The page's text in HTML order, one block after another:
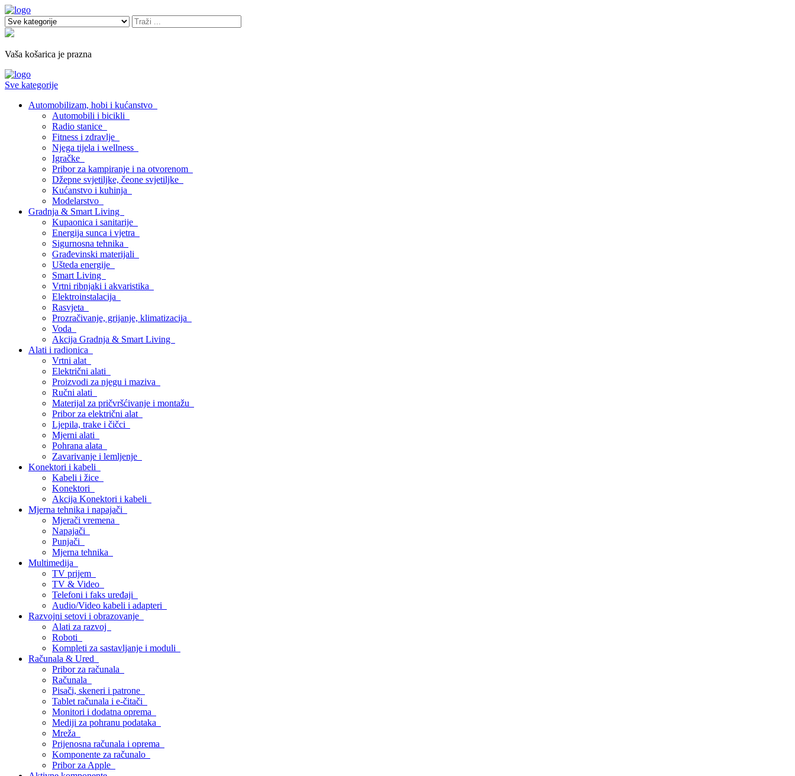
Vaša košarica je prazna
Sve kategorije
Automobilizam, hobi i kućanstvo
Automobili i bicikli
Radio stanice
Fitness i zdravlje
Njega tijela i wellness
Igračke
Pribor za kampiranje i na otvorenom
Džepne svjetiljke, čeone svjetiljke
Kućanstvo i kuhinja
Modelarstvo
Gradnja & Smart Living
Kupaonica i sanitarije
Energija sunca i vjetra
Sigurnosna tehnika
Građevinski materijali
Ušteda energije
Smart Living
Vrtni ribnjaki i akvaristika
Elektroinstalacija
Rasvjeta
Prozračivanje, grijanje, klimatizacija
Voda
Akcija Gradnja & Smart Living
Alati i radionica
Vrtni alat
Električni alati
Proizvodi za njegu i maziva
Ručni alati
Materijal za pričvršćivanje i montažu
Pribor za električni alat
Ljepila, trake i čičci
Mjerni alati
Pohrana alata
Zavarivanje i lemljenje
Konektori i kabeli
Kabeli i žice
Konektori
Akcija Konektori i kabeli
Mjerna tehnika i napajači
Mjerači vremena
Napajači
Punjači
Mjerna tehnika
Multimedija
TV prijem
TV & Video
Telefoni i faks uređaji
Audio/Video kabeli i adapteri
Razvojni setovi i obrazovanje
Alati za razvoj
Roboti
Kompleti za sastavljanje i moduli
Računala & Ured
Pribor za računala
Računala
Pisači, skeneri i patrone
Tablet računala i e-čitači
Monitori i dodatna oprema
Mediji za pohranu podataka
Mreža
Prijenosna računala i oprema
Komponente za računalo
Pribor za Apple